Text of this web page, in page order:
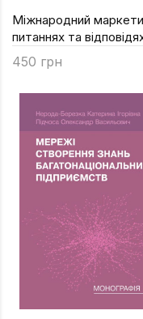
Міжнародний
питаннях та
450 грн